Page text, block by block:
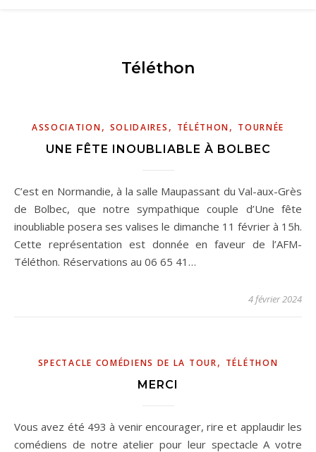
Téléthon
ASSOCIATION, SOLIDAIRES , TÉLÉTHON, TOURNÉE
UNE FÊTE INOUBLIABLE À BOLBEC
C’est en Normandie, à la salle Maupassant du Val-aux-Grès
de Bolbec, que notre sympathique couple d’Une fête
inoubliable posera ses valises le dimanche 11 février à 15h.
Cette représentation est donnée en faveur de l’AFM-
Téléthon. Réservations au 06 65 41…
4 février 2024
SPECTACLE COMÉDIENS DE LA TOUR, TÉLÉTHON
MERCI
Vous avez été 493 à venir encourager, rire et applaudir les
comédiens de notre atelier pour leur spectacle A votre